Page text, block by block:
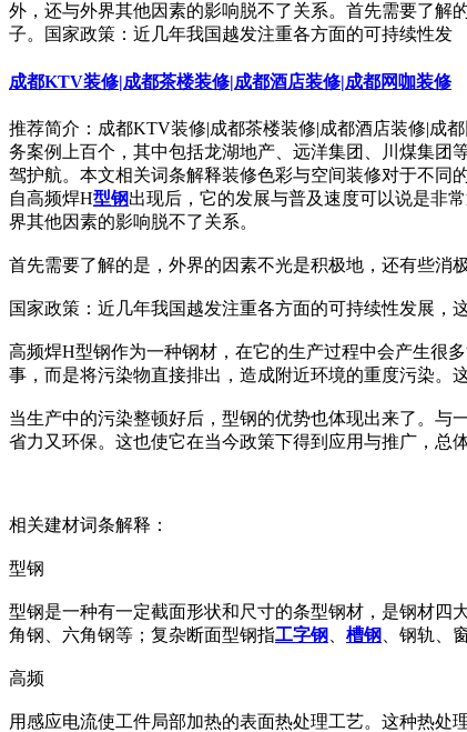
外，还与外界其他因素的影响脱不了关系。首先需要了解
子。国家政策：近几年我国越发注重各方面的可持续性发
成都KTV装修|成都茶楼装修|成都酒店装修|成都网咖装修
推荐简介：成都KTV装修|成都茶楼装修|成都酒店装修|成
务案例上百个，其中包括龙湖地产、远洋集团、川煤集团
驾护航。本文相关词条解释装修色彩与空间装修对于不同
自高频焊H型钢出现后，它的发展与普及速度可以说是非
界其他因素的影响脱不了关系。
首先需要了解的是，外界的因素不光是积极地，还有些消
国家政策：近几年我国越发注重各方面的可持续性发展，
高频焊H型钢作为一种钢材，在它的生产过程中会产生很
事，而是将污染物直接排出，造成附近环境的重度污染。
当生产中的污染整顿好后，型钢的优势也体现出来了。与
省力又环保。这也使它在当今政策下得到应用与推广，总
相关建材词条解释：
型钢
型钢是一种有一定截面形状和尺寸的条型钢材，是钢材四
角钢、六角钢等；复杂断面型钢指工字钢 槽钢 、钢轨、
高频
用感应电流使工件局部加热的表面热处理工艺。这种热处